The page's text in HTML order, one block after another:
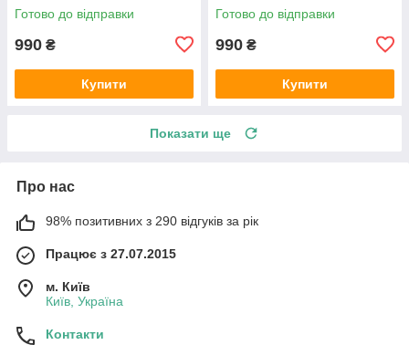
1100х1000 мм матова Happy
Pocket
Готово до відправки
990 ₴
Купити
1100х1000 мм матова Happy
Pocket
Готово до відправки
990 ₴
Купити
Показати ще
Про нас
98% позитивних з 290 відгуків за рік
Працює з 27.07.2015
м. Київ
Київ, Україна
Контакти